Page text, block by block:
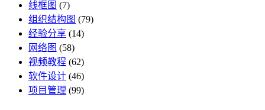
线框图 (7)
组织结构图 (79)
经验分享 (14)
网络图 (58)
视频教程 (62)
软件设计 (46)
项目管理 (99)